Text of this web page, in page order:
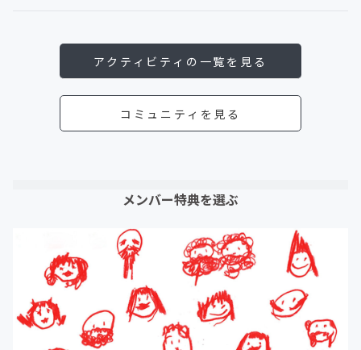
アクティビティの一覧を見る
コミュニティを見る
メンバー特典を選ぶ